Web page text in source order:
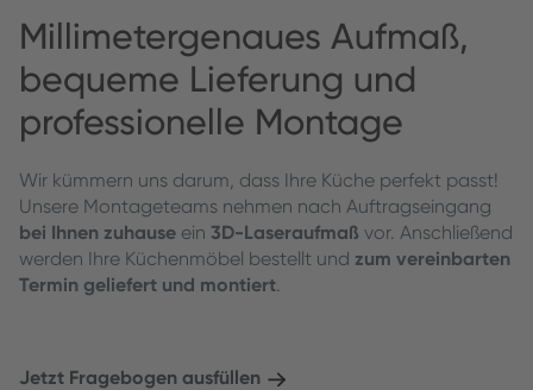
Millimetergenaues Aufmaß,
bequeme Lieferung und
professionelle Montage
Wir kümmern uns darum, dass Ihre Küche perfekt passt!
Unsere Montageteams nehmen nach Auftragseingang
bei Ihnen zuhause ein 3D-Laseraufmaß vor. Anschließend
werden Ihre Küchenmöbel bestellt und zum vereinbarten
Termin geliefert und montiert
Jetzt Fragebogen ausfüllen